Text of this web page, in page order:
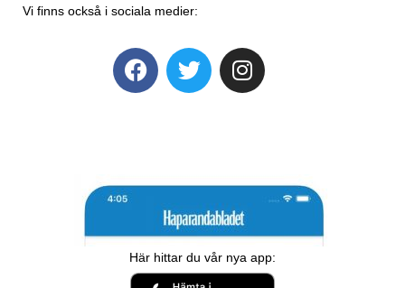
Vi finns också i sociala medier:
Här hittar du vår nya app: